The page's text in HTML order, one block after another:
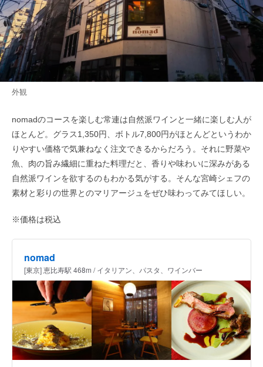
外観
nomadのコースを楽しむ常連は自然派ワインと一緒に楽しむ人が
ほとんど。グラス1,350円、ボトル7,800円がほとんどというわか
りやすい価格で気兼ねなく注文できるからだろう。それに野菜や
魚、肉の旨み繊細に重ねた料理だと、香りや味わいに深みがある
自然派ワインを欲するのもわかる気がする。そんな宮崎シェフの
素材と彩りの世界とのマリアージュをぜひ味わってみてほしい。
※価格は税込
nomad
[東京] 恵比寿駅 468m / イタリアン、パスタ、ワインバー